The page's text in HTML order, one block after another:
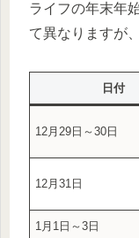
ライフの年末年
て異なりますが
日付
12月29日～30日
12月31日
1月1日～3日